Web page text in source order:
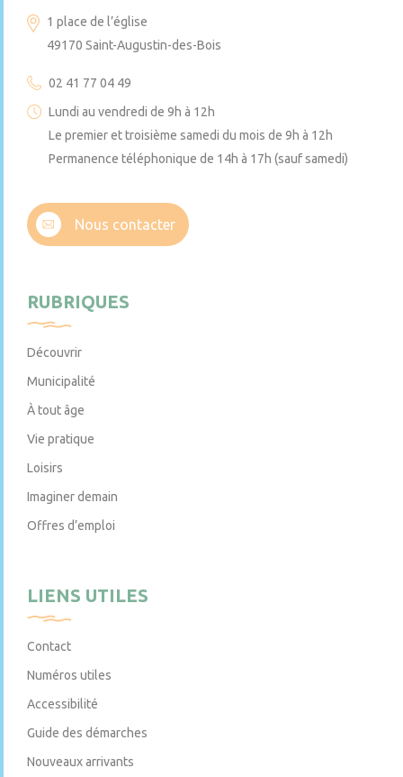
1 place de l’église
49170 Saint-Augustin-des-Bois
02 41 77 04 49
Lundi au vendredi de 9h à 12h
Le premier et troisième samedi du mois de 9h à 12h
Permanence téléphonique de 14h à 17h (sauf samedi)
Nous contacter
RUBRIQUES
Découvrir
Municipalité
À tout âge
Vie pratique
Loisirs
Imaginer demain
Offres d’emploi
LIENS UTILES
Contact
Numéros utiles
Accessibilité
Guide des démarches
Nouveaux arrivants